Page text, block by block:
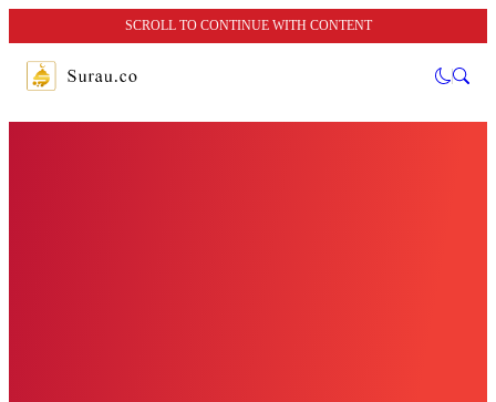
SCROLL TO CONTINUE WITH CONTENT